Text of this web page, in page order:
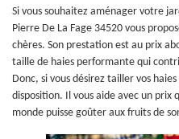
Si vous souhaitez aménager votre
Pierre De La Fage 34520 vous
chères. Son prestation est au prix
taille de haies performante qui
Donc, si vous désirez tailler vos
disposition. Il vous aide avec un
monde puisse goûter aux fruits de